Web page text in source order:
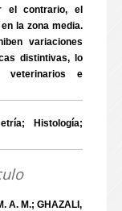
el contrario, el
la zona media.
variaciones
distintivas, lo
veterinarios e
Histología;
A. M.; GHAZALI,